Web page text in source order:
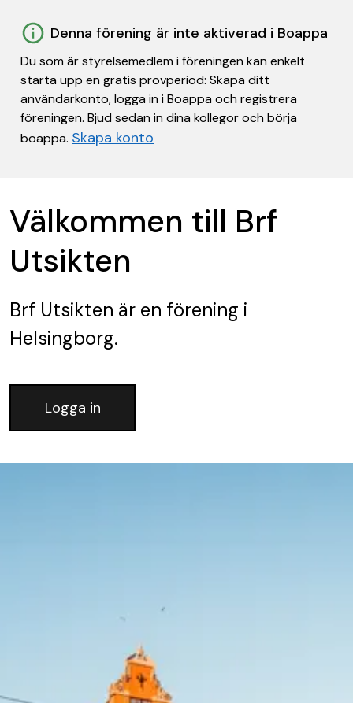
Denna förening är inte aktiverad i Boappa
Du som är styrelsemedlem i föreningen kan enkelt
starta upp en gratis provperiod: Skapa ditt
användarkonto, logga in i Boappa och registrera
föreningen. Bjud sedan in dina kollegor och börja
boappa. Skapa konto
Välkommen till Brf
Utsikten
Brf Utsikten är en förening i
Helsingborg.
Logga in